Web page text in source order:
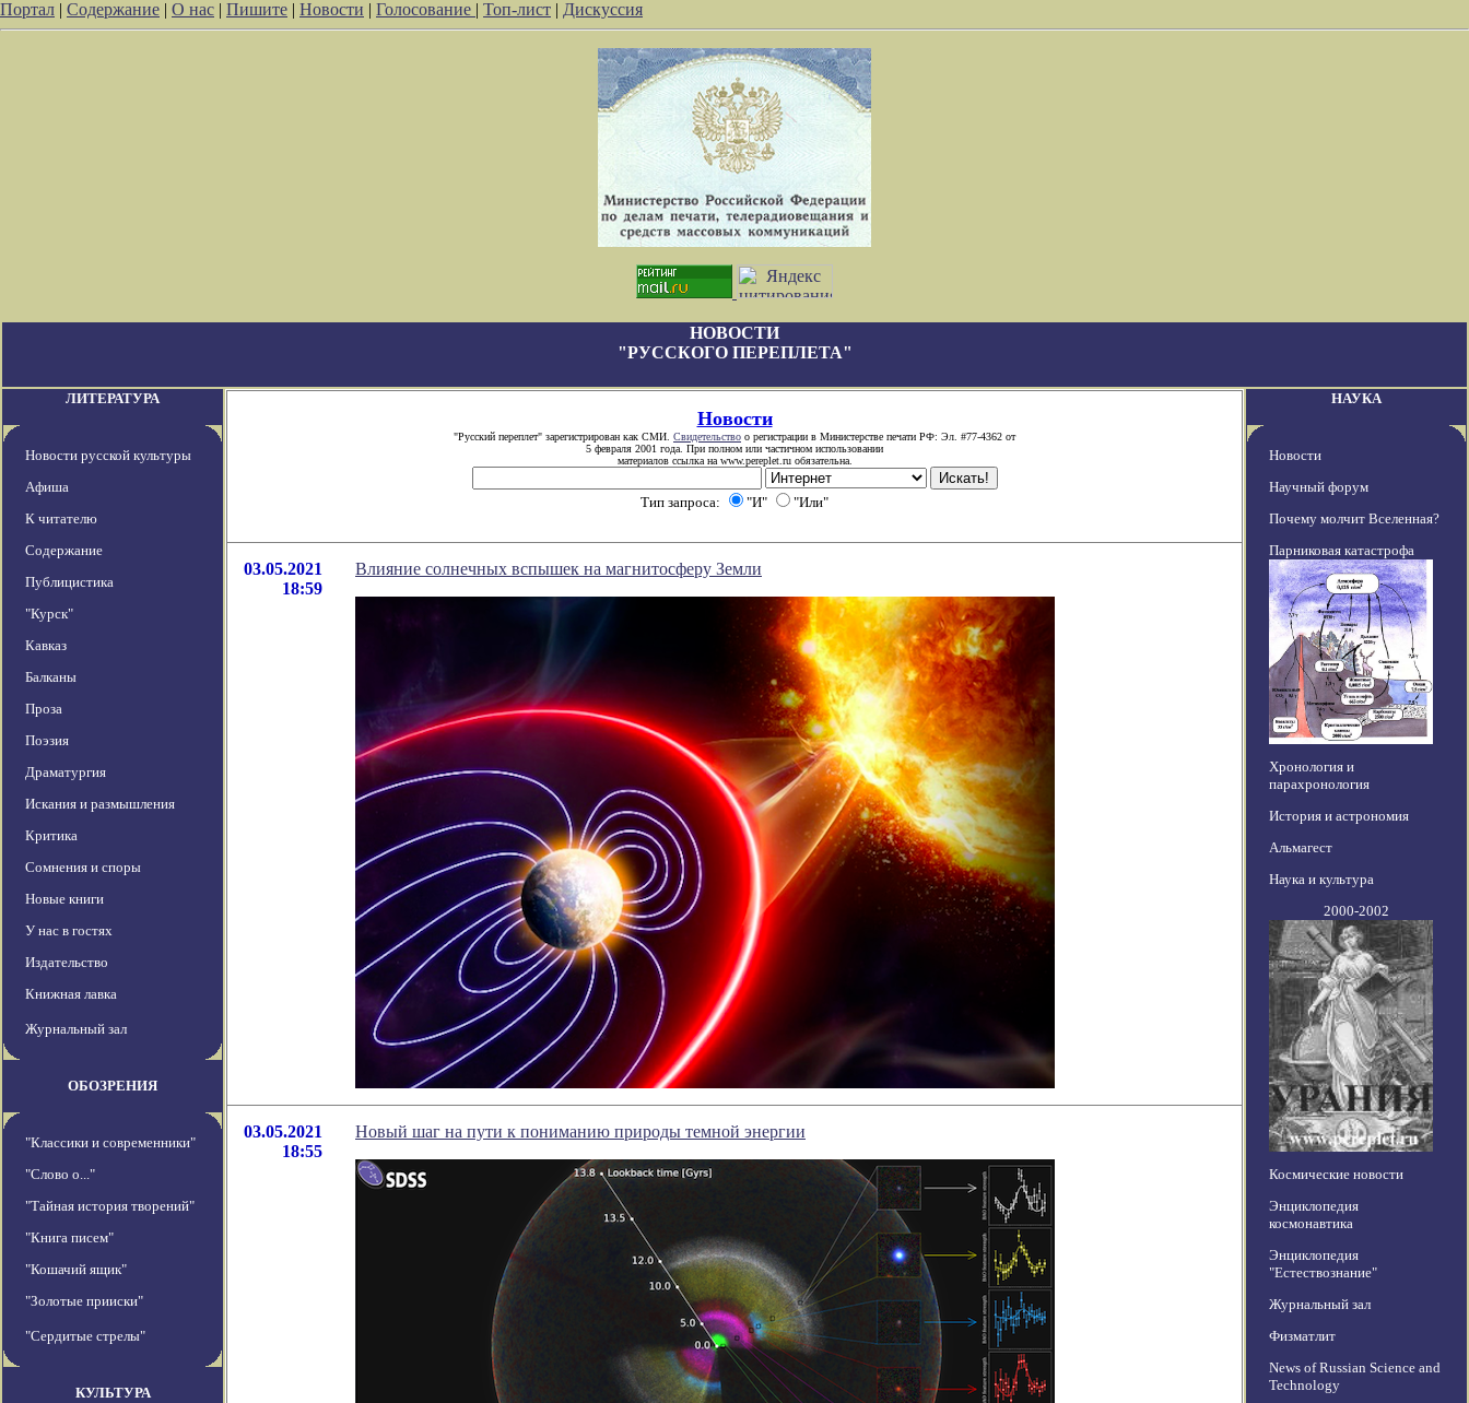
Портал | Содержание | О нас | Пишите | Новости | Голосование | Топ-лист | Дискуссия
НОВОСТИ
"РУССКОГО ПЕРЕПЛЕТА"
ЛИТЕРАТУРА
Новости русской культуры
Афиша
К читателю
Содержание
Публицистика
"Курск"
Кавказ
Балканы
Проза
Поэзия
Драматургия
Искания и размышления
Критика
Сомнения и споры
Новые книги
У нас в гостях
Издательство
Книжная лавка
Журнальный зал
ОБОЗРЕНИЯ
"Классики и современники"
"Слово о..."
"Тайная история творений"
"Книга писем"
"Кошачий ящик"
"Золотые прииски"
"Сердитые стрелы"
КУЛЬТУРА
Новости
"Русский переплет" зарегистрирован как СМИ. Свидетельство о регистрации в Министерстве печати РФ: Эл. #77-4362 от
5 февраля 2001 года. При полном или частичном использовании
материалов ссылка на www.pereplet.ru обязательна.
Тип запроса: "И" "Или"
03.05.2021
18:59
Влияние солнечных вспышек на магнитосферу Земли
03.05.2021
18:55
Новый шаг на пути к пониманию природы темной энергии
НАУКА
Новости
Научный форум
Почему молчит Вселенная?
Парниковая катастрофа
Хронология и
парахронология
История и астрономия
Альмагест
Наука и культура
2000-2002
Космические новости
Энциклопедия
космонавтика
Энциклопедия
"Естествознание"
Журнальный зал
Физматлит
News of Russian Science and
Technology